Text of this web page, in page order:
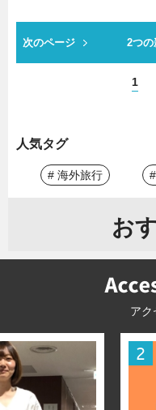
次のページ 2つ
1
人気タグ
# 海外旅行
お
アク